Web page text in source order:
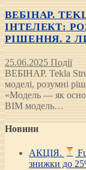
ВЕБІНАР.
ІНТЕЛЕКТ:
РІШЕННЯ. 2
25.06.2025 Події
ВЕБІНАР. Tekla
моделі, розумні
«Модель — як
BIM модель…
Новини
АКЦІЯ.
знижки до